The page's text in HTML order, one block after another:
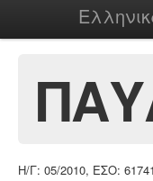
Η/Γ: 05/2010, ΕΣΟ: